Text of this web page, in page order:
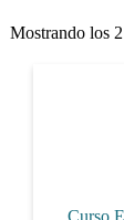
Mostrando los